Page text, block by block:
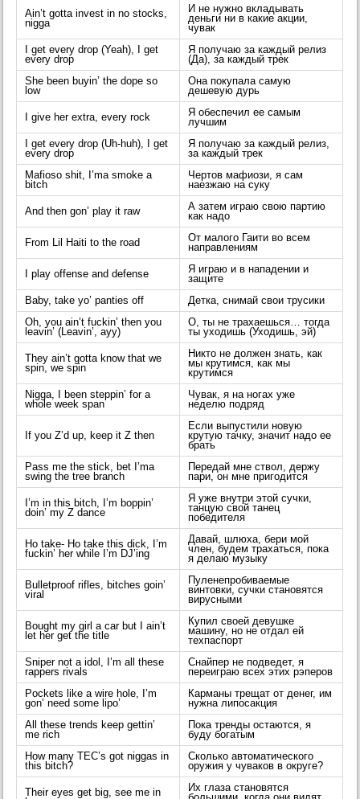
Ain’t gotta invest in no stocks,
nigga
И не нужно вкладывать
деньги ни в какие акции,
чувак
I get every drop (Yeah), I get
every drop
Я получаю за каждый релиз
(Да), за каждый трек
She been buyin’ the dope so
low
Она покупала самую
дешевую дурь
I give her extra, every rock
Я обеспечил ее самым
лучшим
I get every drop (Uh-huh), I get
every drop
Я получаю за каждый релиз,
за каждый трек
Mafioso shit, I’ma smoke a
bitch
Чертов мафиози, я сам
наезжаю на суку
And then gon’ play it raw
А затем играю свою партию
как надо
From Lil Haiti to the road
От малого Гаити во всем
направлениям
I play offense and defense
Я играю и в нападении и
защите
Baby, take yo’ panties off
Детка, снимай свои трусики
Oh, you ain’t fuckin’ then you
leavin’ (Leavin’, ayy)
О, ты не трахаешься… тогда
ты уходишь (Уходишь, эй)
They ain’t gotta know that we
spin, we spin
Никто не должен знать, как
мы крутимся, как мы
крутимся
Nigga, I been steppin’ for a
whole week span
Чувак, я на ногах уже
неделю подряд
If you Z’d up, keep it Z then
Если выпустили новую
крутую тачку, значит надо ее
брать
Pass me the stick, bet I’ma
swing the tree branch
Передай мне ствол, держу
пари, он мне пригодится
I’m in this bitch, I’m boppin’
doin’ my Z dance
Я уже внутри этой сучки,
танцую свой танец
победителя
Ho take- Ho take this dick, I’m
fuckin’ her while I’m DJ’ing
Давай, шлюха, бери мой
член, будем трахаться, пока
я делаю музыку
Bulletproof rifles, bitches goin’
viral
Пуленепробиваемые
винтовки, сучки становятся
вирусными
Bought my girl a car but I ain’t
let her get the title
Купил своей девушке
машину, но не отдал ей
техпаспорт
Sniper not a idol, I’m all these
rappers rivals
Снайпер не подведет, я
переиграю всех этих рэперов
Pockets like a wire hole, I’m
gon’ need some lipo’
Карманы трещат от денег, им
нужна липосакция
All these trends keep gettin’
me rich
Пока тренды остаются, я
буду богатым
How many TEC’s got niggas in
this bitch?
Сколько автоматического
оружия у чуваков в округе?
Their eyes get big, see me in
Их глаза становятся